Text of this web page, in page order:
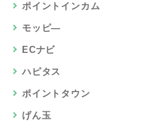
ポイントインカム
モッピ―
ECナビ
ハピタス
ポイントタウン
げん玉